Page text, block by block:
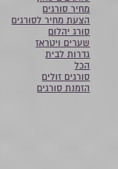
מחיר סורגים
הצעת מחיר לסורגים
סורג יהלום
שערים ויטראז
גדרות לבית
הכל
סורגים זולים
הזמנת סורגים